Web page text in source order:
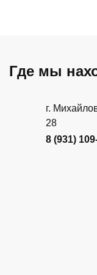
Где мы
г.
28
8 (931)